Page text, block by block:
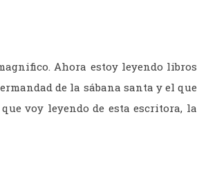
Ahora estoy leyendo libros
de la sábana santa y el que
voy leyendo de esta escritora, la